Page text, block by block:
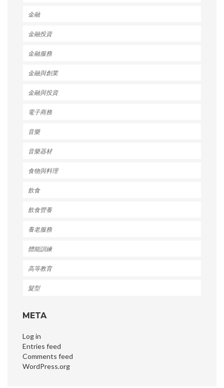
金融
金融投資
金融服務
金融與創業
金融與投資
電子商務
音樂
音樂器材
食物與料理
飲食
飲食營養
養老服務
體能訓練
高等教育
髮型
META
Log in
Entries feed
Comments feed
WordPress.org